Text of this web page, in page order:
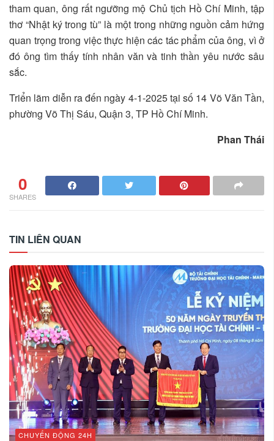
tham quan, ông rất ngưỡng mộ Chủ tịch Hồ Chí Minh, tập
thơ “Nhật ký trong tù” là một trong những nguồn cảm hứng
quan trọng trong việc thực hiện các tác phẩm của ông, vì ở
đó ông tìm thấy tính nhân văn và tinh thần yêu nước sâu
sắc.
Triển lãm diễn ra đến ngày 4-1-2025 tại số 14 Võ Văn Tần,
phường Võ Thị Sáu, Quận 3, TP Hồ Chí Minh.
Phan Thái
0
SHARES
TIN LIÊN QUAN
CHUYỂN ĐỘNG 24H